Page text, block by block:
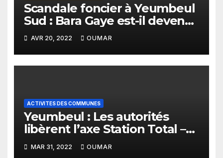
Scandale foncier à Yeumbeul
Sud : Bara Gaye est-il devenu
intouchable
AVR 20, 2022 OUMAR
ACTIVITES DES COMMUNES
Yeumbeul : Les autorités
libèrent l’axe Station Total –
croisement Malika et la route
de la Marine
MAR 31, 2022 OUMAR